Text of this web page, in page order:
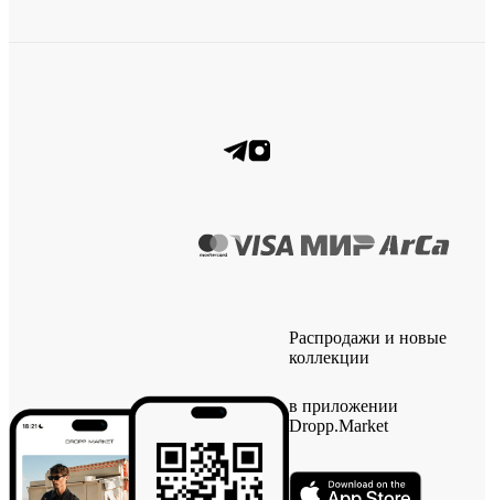
Распродажи и новые
коллекции
в приложении
Dropp.Market